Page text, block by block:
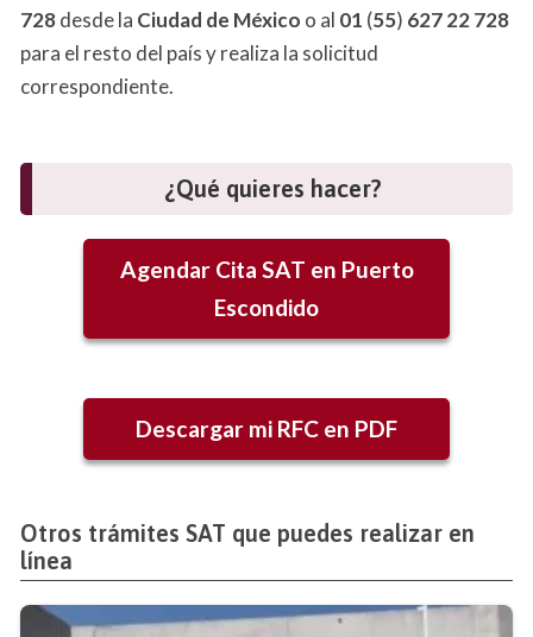
728desde la Ciudad de México o al 01 (55) 627 22 728
para el resto del país y realiza la solicitud
correspondiente.
¿Qué quieres hacer?
Agendar Cita SAT en Puerto
Escondido
Descargar mi RFC en PDF
Otros trámites SAT que puedes realizar en
línea